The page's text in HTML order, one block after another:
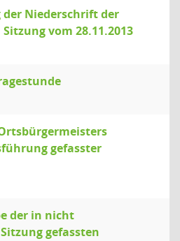
der Niederschrift der
vom 28.11.2013
gefasster
der in nicht
gefassten